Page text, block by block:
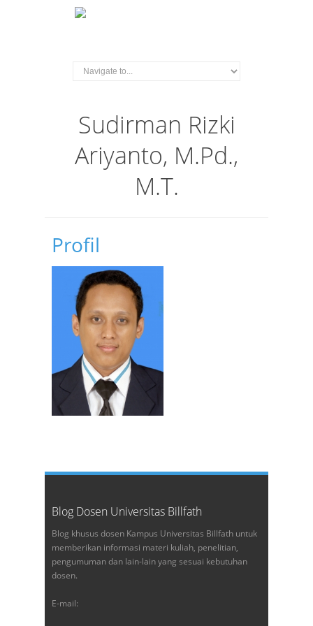
Sudirman Rizki
Ariyanto, M.Pd.,
M.T.
Profil
Blog Dosen Universitas Billfath
Blog khusus dosen Kampus Universitas Billfath untuk
memberikan informasi materi kuliah, penelitian,
pengumuman dan lain-lain yang sesuai kebutuhan
dosen.
E-mail: